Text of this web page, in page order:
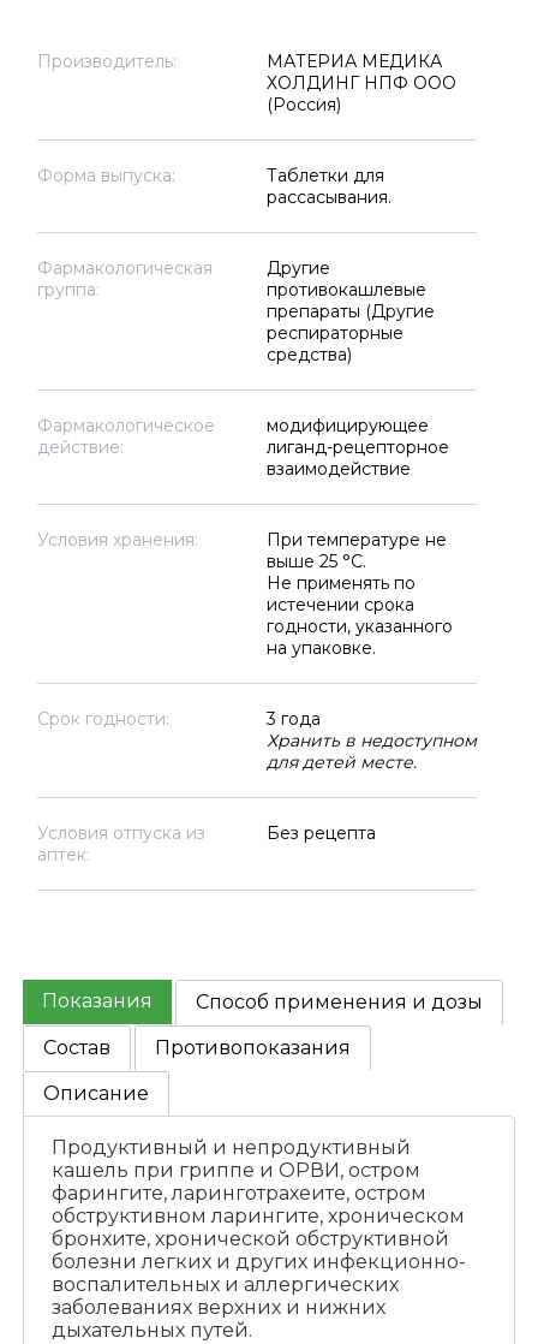
Производитель:
МАТЕРИА МЕДИКА
ХОЛДИНГ НПФ ООО
(Россия)
Форма выпуска:
Таблетки для
рассасывания.
Фармакологическая
группа:
Другие
противокашлевые
препараты (Другие
респираторные
средства)
Фармакологическое
действие:
модифицирующее
лиганд-рецепторное
взаимодействие
Условия хранения:
При температуре не
выше 25 °C.
Не применять по
истечении срока
годности, указанного
на упаковке.
Срок годности:
3 года
Хранить в недоступном
для детей месте.
Условия отпуска из
аптек:
Без рецепта
Показания
Способ применения и дозы
Состав
Противопоказания
Описание
Продуктивный и непродуктивный
кашель при гриппе и ОРВИ, остром
фарингите, ларинготрахеите, остром
обструктивном ларингите, хроническом
бронхите, хронической обструктивной
болезни легких и других инфекционно-
воспалительных и аллергических
заболеваниях верхних и нижних
дыхательных путей.